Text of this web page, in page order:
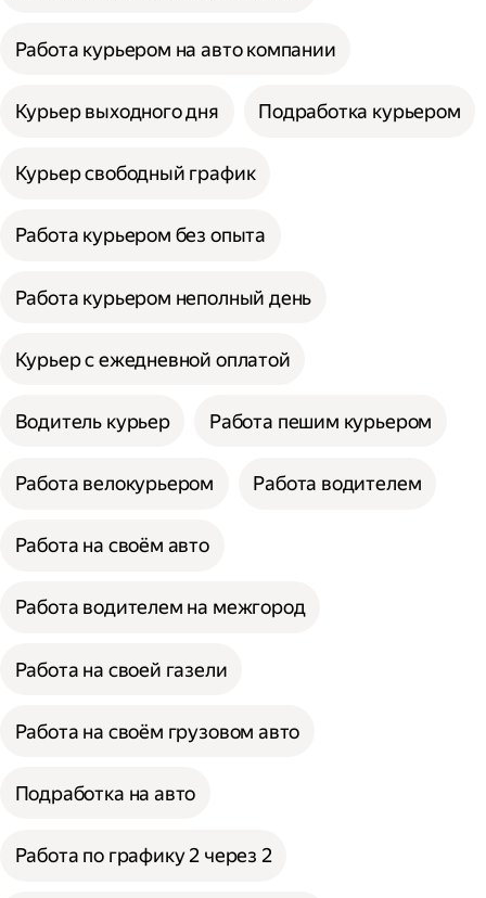
Работа курьером на авто компании
Курьер выходного дня Подработка курьером
Курьер свободный график
Работа курьером без опыта
Работа курьером неполный день
Курьер с ежедневной оплатой
Водитель курьер Работа пешим курьером
Работа велокурьером Работа водителем
Работа на своём авто
Работа водителем на межгород
Работа на своей газели
Работа на своём грузовом авто
Подработка на авто
Работа по графику 2 через 2